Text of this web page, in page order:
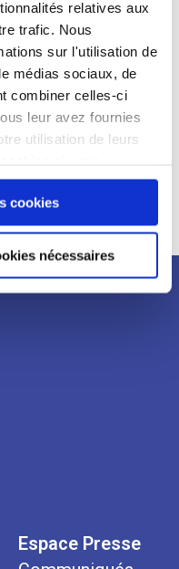
relatives aux
trafic. Nous
sur l'utilisation de
médias sociaux, de
combiner celles-ci
leur avez fournies
utilisation de leurs
cookies
nécessaires
Espace Presse